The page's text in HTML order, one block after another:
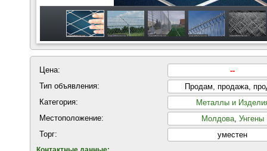
Цена:
--
Тип объявления:
Продам, продажа,
Категория:
Металлы и
Местоположение:
Молдова, Унгены
Торг:
уместен